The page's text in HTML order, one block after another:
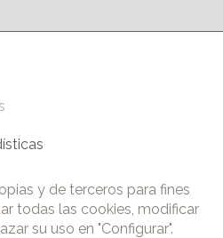
de Ciudad Real. Todos los
la reproducción total o parcial
y de terceros para fines
todas las cookies, modificar
su uso en "Configurar".